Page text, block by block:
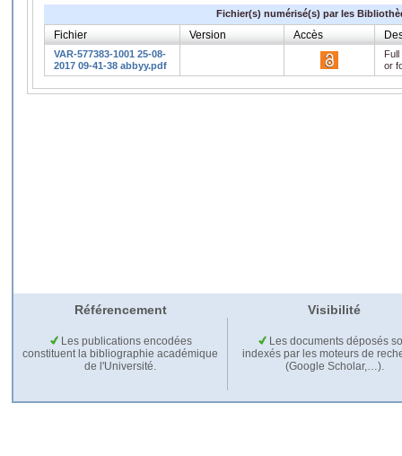
Fichier(s) numérisé(s) par les
Fichier Version Accès
VAR-577383-1001 25-08-
2017 09-41-38 abbyy.pdf
or
Référencement Visibilité
Les publications encodées
constituent la bibliographie académique
de l'Université.
Les documents déposés
indexés par les moteurs de
(Google Scholar,…).